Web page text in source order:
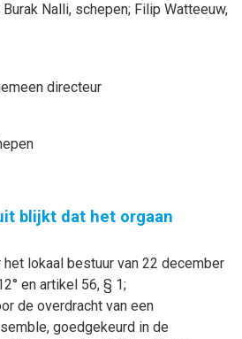
Burak Nalli, schepen; Filip Watteeuw,
directeur
blijkt dat het orgaan
lokaal bestuur van 22 december
en artikel 56, § 1;
de overdracht van een
goedgekeurd in de